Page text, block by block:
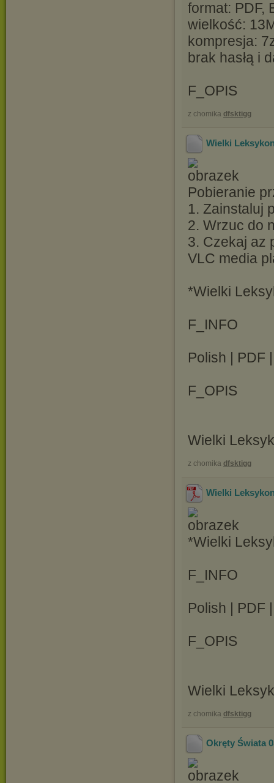
format: PDF,
wielkość:
kompresja:
brak hasłą i
F_OPIS
z chomika dfsktigg
Wielki
Pobieranie
1. Zainstaluj
2. Wrzuc do
3. Czekaj az
VLC media
*Wielki
F_INFO
Polish | PDF
F_OPIS
Wielki
z chomika dfsktigg
Wielki
*Wielki
F_INFO
Polish | PDF
F_OPIS
Wielki
z chomika dfsktigg
Okręty Świata